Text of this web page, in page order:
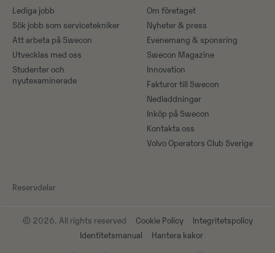
Lediga jobb
Sök jobb som servicetekniker
Att arbeta på Swecon
Utvecklas med oss
Studenter och
nyutexaminerade
Om företaget
Nyheter & press
Evenemang & sponsring
Swecon Magazine
Innovation
Fakturor till Swecon
Nedladdningar
Inköp på Swecon
Kontakta oss
Volvo Operators Club Sverige
Reservdelar
© 2026. All rights reserved Cookie Policy
Integritetspolicy
Identitetsmanual
Hantera kakor